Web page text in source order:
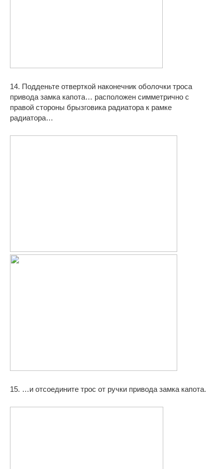
14. Подденьте отверткой наконечник оболочки троса
привода замка капота… расположен симметрично с
правой стороны брызговика радиатора к рамке
радиатора…
15. …и отсоедините трос от ручки привода замка капота.